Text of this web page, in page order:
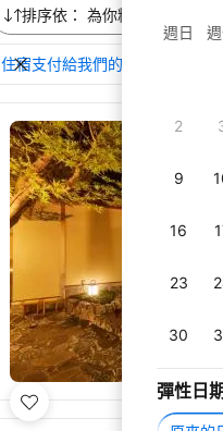
週日
2
9
16
23
30
彈性日
排序依： 為你精選
住宿支付給我們的費用如何影響
瀏覽京都搜尋結果